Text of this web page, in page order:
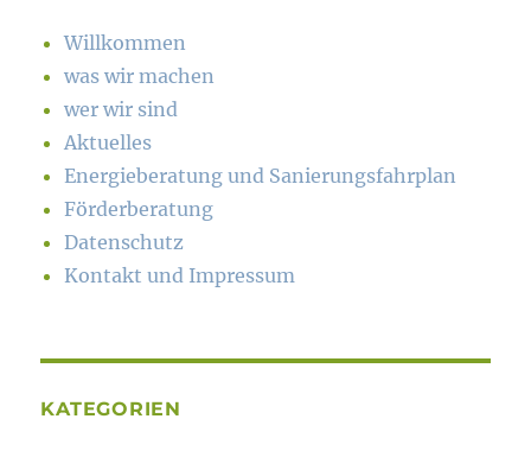
Willkommen
was wir machen
wer wir sind
Aktuelles
Energieberatung und Sanierungsfahrplan
Förderberatung
Datenschutz
Kontakt und Impressum
KATEGORIEN